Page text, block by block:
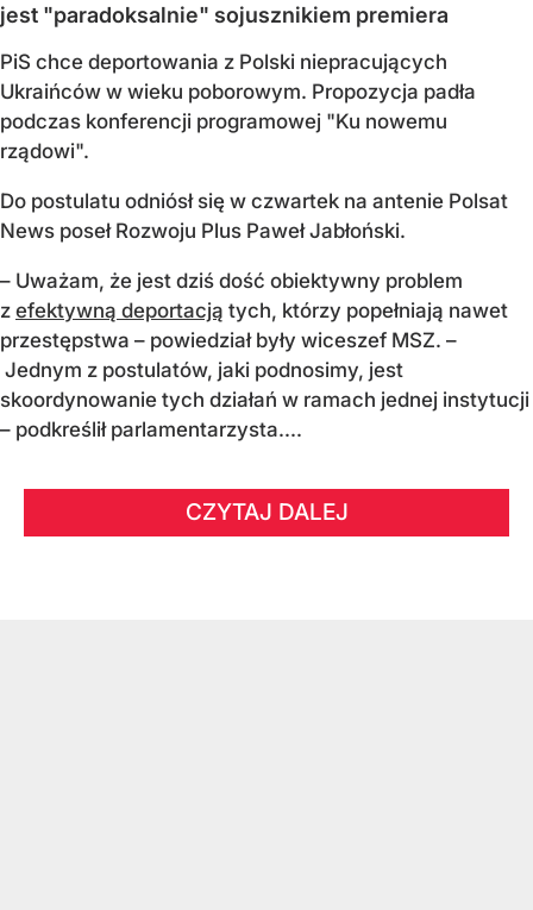
jest "paradoksalnie" sojusznikiem premiera
PiS chce deportowania z Polski niepracujących
Ukraińców w wieku poborowym. Propozycja padła
podczas konferencji programowej "Ku nowemu
rządowi".
Do postulatu odniósł się w czwartek na antenie Polsat
News poseł Rozwoju Plus Paweł Jabłoński.
– Uważam, że jest dziś dość obiektywny problem
z efektywną deportacją tych, którzy popełniają nawet
przestępstwa – powiedział były wiceszef MSZ. –
Jednym z postulatów, jaki podnosimy, jest
skoordynowanie tych działań w ramach jednej instytucji
– podkreślił parlamentarzysta....
CZYTAJ DALEJ